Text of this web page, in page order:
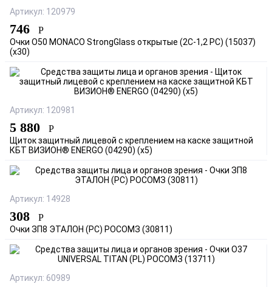
Артикул: 120979
746 Р
Очки О50 MONACO StrongGlass открытые (2С-1,2 PC) (15037)
(х30)
Артикул: 120981
5 880 Р
Щиток защитный лицевой с креплением на каске защитной
КБТ ВИЗИОН® ENERGO (04290) (х5)
Артикул: 14928
308 Р
Очки ЗП8 ЭТАЛОН (РС) РОСОМЗ (30811)
Артикул: 60989